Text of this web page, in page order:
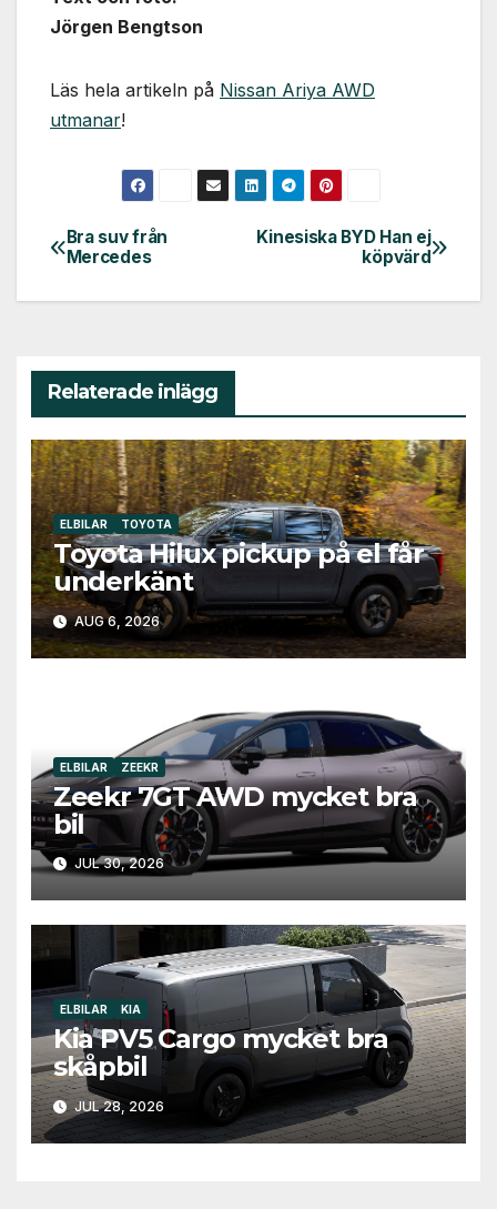
Jörgen Bengtson
Läs hela artikeln på Nissan Ariya AWD
utmanar!
Inläggsnavigering
Kinesiska BYD Han ej
köpvärd
Bra suv från
Mercedes
Relaterade inlägg
ELBILAR TOYOTA
Toyota Hilux pickup på el får
underkänt
AUG 6, 2026
ELBILAR ZEEKR
Zeekr 7GT AWD mycket bra
bil
JUL 30, 2026
ELBILAR KIA
Kia PV5 Cargo mycket bra
skåpbil
JUL 28, 2026